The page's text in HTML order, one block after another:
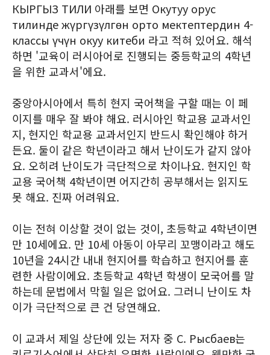
КЫРГЫЗ ТИЛИ 아래를 보면 Окутуу орус
тилинде жүргүзүлгөн орто мектептердин 4-
классы үчүн окуу китеби 라고 적혀 있어요. 해석
하면 '교육이 러시아어로 진행되는 중등학교의 4학년
을 위한 교과서'에요.
중앙아시아에서 특히 현지 국어책을 구할 때는 이 페
이지를 매우 잘 봐야 해요. 러시아인 학교용 교과서인
지, 현지인 학교용 교과서인지 반드시 확인해야 하거
든요. 둘이 같은 학년이라고 해서 난이도가 같지 않아
요. 오히려 난이도가 극단적으로 차이나요. 현지인 학
교용 국어책 4학년이면 어지간히 공부해서는 읽지도
못 해요. 진짜 어려워요.
이는 전혀 이상할 것이 없는 것이, 초등학교 4학년이면
만 10세에요. 만 10세 아동이 아무리 꼬맹이라고 해도
10년을 24시간 내내 현지어를 학습하고 현지어를 훈
련한 사람이에요. 초등학교 4학년 학생이 모국어를 말
하는데 문법에서 막힐 일은 없어요. 그러니 난이도 차
이가 극단적으로 큰 건 당연해요.
이 교과서 제일 상단에 있는 저자 중 С. Рысбаев는